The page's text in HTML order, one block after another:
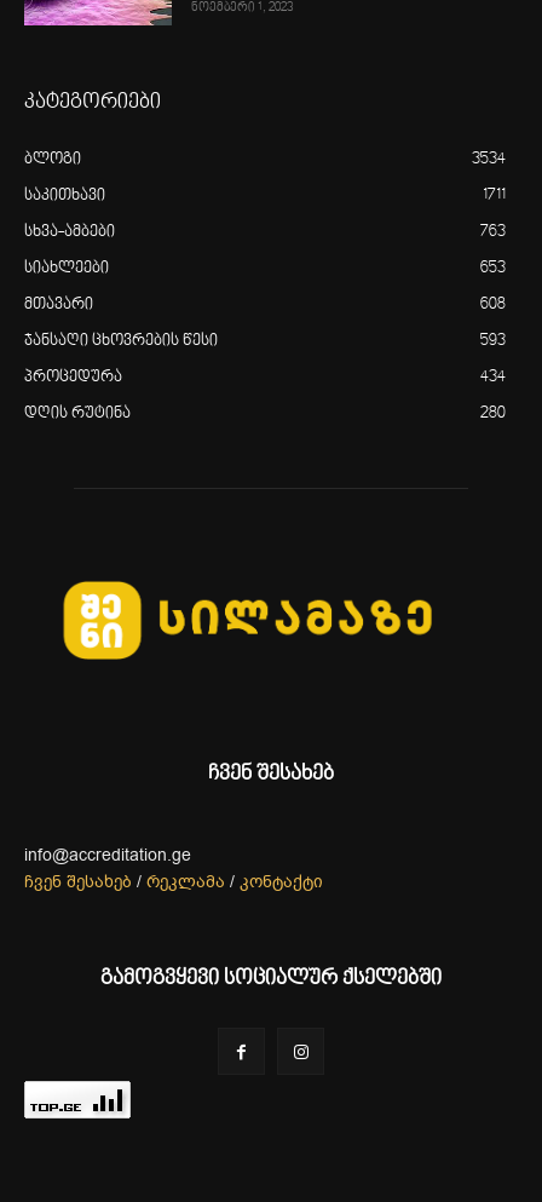
ნოემბერი 1, 2023
კატეგორიები
ბლოგი 3534
საკითხავი 1711
სხვა-ამბები 763
სიახლეები 653
მთავარი 608
ჯანსაღი ცხოვრების წესი 593
პროცედურა 434
დღის რუტინა 280
ჩვენ შესახებ
info@accreditation.ge
ჩვენ შესახებ / რეკლამა / კონტაქტი
გამოგვყევი სოციალურ ქსელებში